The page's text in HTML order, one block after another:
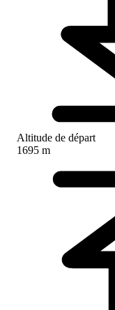
Altitude de départ
1695 m